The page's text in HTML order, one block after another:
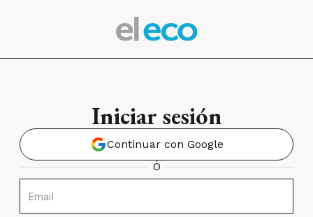
Iniciar sesión
Continuar con Google
Ó
Email